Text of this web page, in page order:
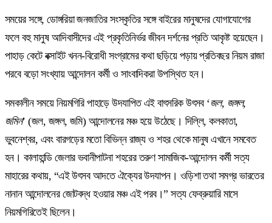
সময়ের সঙ্গে, ডোঙ্গরিয়া জনজাতির সংস্কৃতির সঙ্গে বাইরের মানুষদের যোগাযোগের
ফলে বহু মানুষ আদিবাসীদের এই প্রকৃতিনির্ভর জীবন দর্শনের প্রতি আকৃষ্ট হয়েছেন।
পাহাড় কেটে বক্সাইট খনন-বিরোধী সংগ্রামের কথা ছড়িয়ে পড়ায় প্রতিবছর নিয়ম রাজা
পরবে বড়ো সংখ্যায় আন্দোলন কর্মী ও সাংবাদিকরা উপস্থিত হন।
সমকালীন সময়ে নিয়মগিরি পাহাড়ে উদযাপিত এই বাৎসরিক উৎসব ‘জল, জঙ্গল,
জমিন’ (জল, জঙ্গল, জমি) আন্দোলনের মঞ্চ হয়ে উঠেছে। দিল্লি, কলকাতা,
ভুবনেশ্বর, এবং বারগড়ের মতো বিভিন্ন রাজ্য ও শহর থেকে মানুষ এখানে সমবেত
হন। কালাহান্ডি জেলার ভবানীপাটনা শহরের তরুণ সামাজিক-আন্দোলন কর্মী সত্য
মাহারের কথায়, “এই উৎসব আদতে ঐক্যের উদযাপন। ওড়িশা তথা সমগ্র ভারতের
নানান আন্দোলনের জোটবদ্ধ হওয়ার মঞ্চ এই পরব।” সত্য ফেব্রুয়ারি মাসে
নিয়মগিরিতেই ছিলেন।